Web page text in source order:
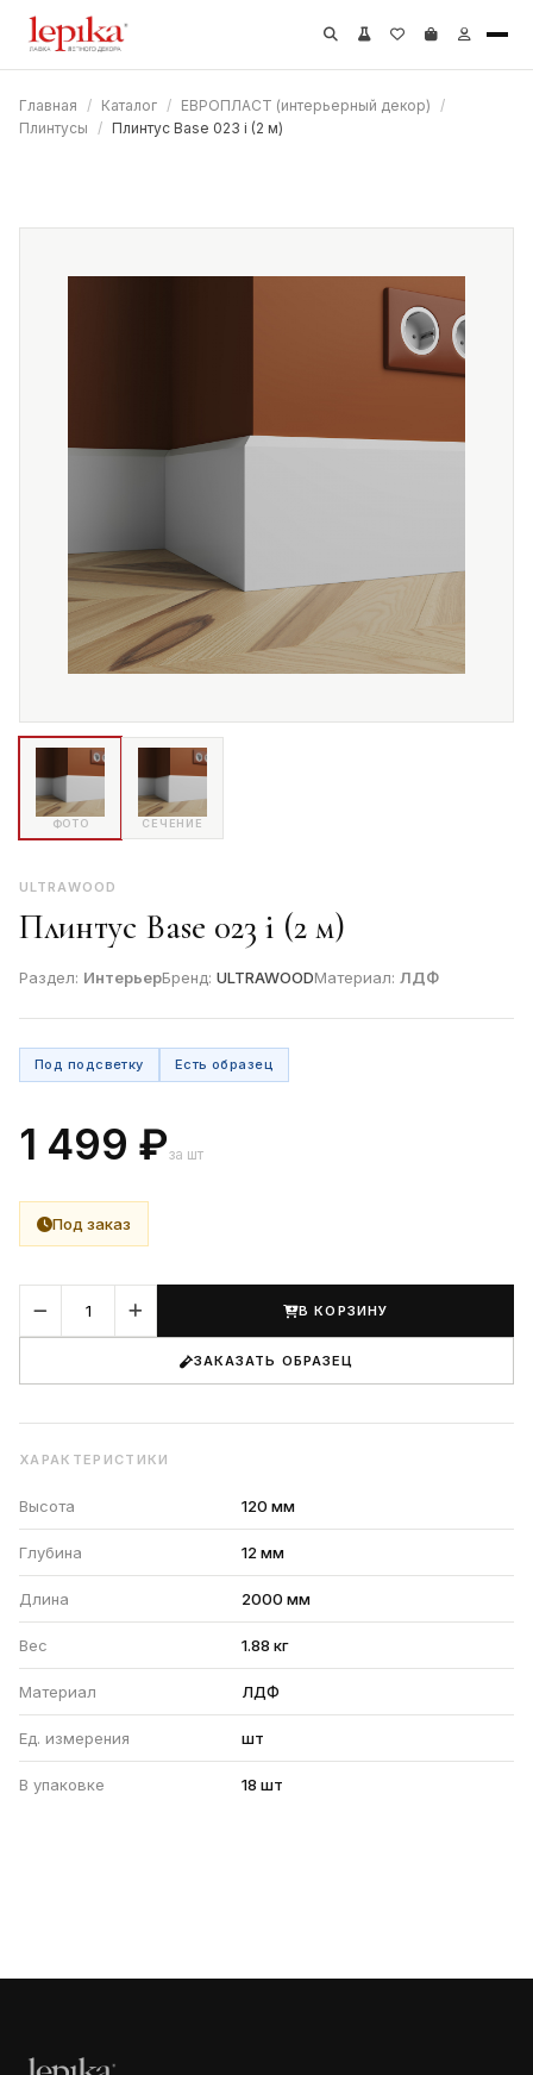
Главная / Каталог / ЕВРОПЛАСТ (интерьерный декор) /
Плинтусы / Плинтус Base 023 i (2 м)
ФОТО СЕЧЕНИЕ
ULTRAWOOD
Плинтус Base 023 i (2 м)
Раздел: ИнтерьерБренд: ULTRAWOODМатериал: ЛДФ
Под подсветку Есть образец
1 499 ₽за шт
Под заказ
В КОРЗИНУ
ЗАКАЗАТЬ ОБРАЗЕЦ
ХАРАКТЕРИСТИКИ
Высота 120 мм
Глубина 12 мм
Длина 2000 мм
Вес 1.88 кг
Материал ЛДФ
Ед. измерения шт
В упаковке 18 шт